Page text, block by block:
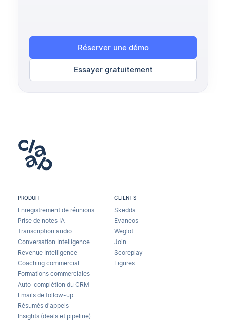
Réserver une démo
Essayer gratuitement
PRODUIT
Enregistrement de réunions
Prise de notes IA
Transcription audio
Conversation Intelligence
Revenue Intelligence
Coaching commercial
Formations commerciales
Auto-complétion du CRM
Emails de follow-up
Résumés d'appels
Insights (deals et pipeline)
CLIENTS
Skedda
Evaneos
Weglot
Join
Scoreplay
Figures